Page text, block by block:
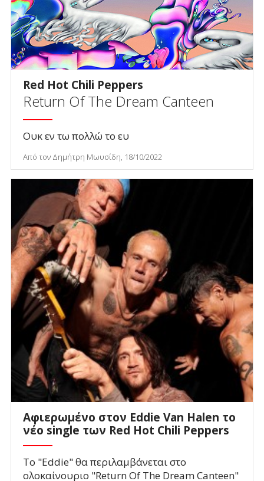
Red Hot Chili Peppers
Return Of The Dream Canteen
Ουκ εν τω πολλώ το ευ
Από τον Δημήτρη Μωυσίδη, 18/10/2022
Αφιερωμένο στον Eddie Van Halen το
νέο single των Red Hot Chili Peppers
To "Eddie" θα περιλαμβάνεται στο
ολοκαίνουριο "Return Of The Dream Canteen"